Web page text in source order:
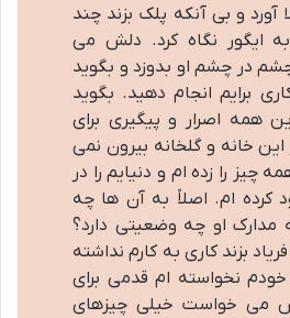
آورد و بی آنکه پلک بزند چند
ایگور نگاه کرد. دلش می
در چشم او بدوزد و بگوید
برایم انجام دهید. بگوید
همه اصرار و پیگیری برای
خانه و گلخانه بیرون نمی
چیز را زده ام و دنیایم را در
ام. اصلاً به آن ها چه
مدارک او چه وضعیتی دارد؟
بزند کاری به کارم نداشته
نخواسته ام قدمی برای
می خواست خیلی چیزهای